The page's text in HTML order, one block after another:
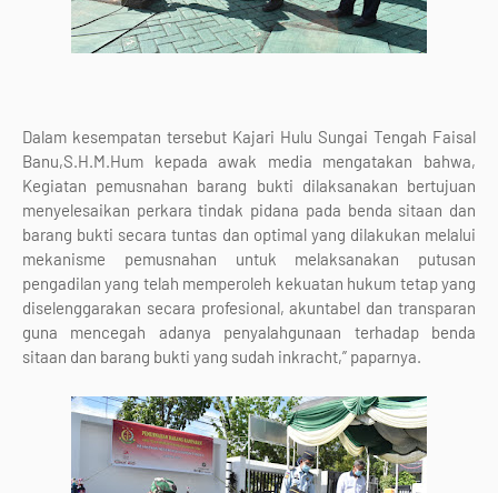
Dalam kesempatan tersebut Kajari Hulu Sungai Tengah Faisal
Banu,S.H.M.Hum kepada awak media mengatakan bahwa,
Kegiatan pemusnahan barang bukti dilaksanakan bertujuan
menyelesaikan perkara tindak pidana pada benda sitaan dan
barang bukti secara tuntas dan optimal yang dilakukan melalui
mekanisme pemusnahan untuk melaksanakan putusan
pengadilan yang telah memperoleh kekuatan hukum tetap yang
diselenggarakan secara profesional, akuntabel dan transparan
guna mencegah adanya penyalahgunaan terhadap benda
sitaan dan barang bukti yang sudah inkracht,” paparnya.